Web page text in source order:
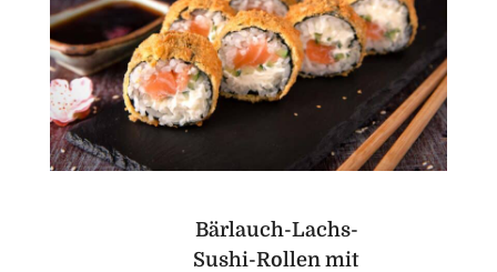
Bärlauch-Lachs-
Sushi-Rollen mit